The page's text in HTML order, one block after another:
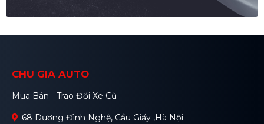
CHU GIA AUTO
Mua Bán - Trao Đổi Xe Cũ
68 Dương Đình Nghệ, Cầu Giấy ,Hà Nội